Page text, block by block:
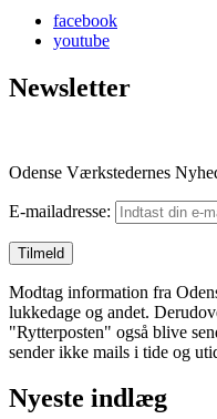
facebook
youtube
Newsletter
Odense Værkstedernes
E-mailadresse:
Modtag information fra
lukkedage og andet.
"Rytterposten" også blive
sender ikke mails i tide og
Nyeste indlæg